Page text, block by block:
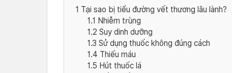
1 Tại sao bị tiểu đường vết thương lâu lành?
1.1 Nhiễm trùng
1.2 Suy dinh dưỡng
1.3 Sử dụng thuốc không đúng cách
1.4 Thiếu máu
1.5 Hút thuốc lá